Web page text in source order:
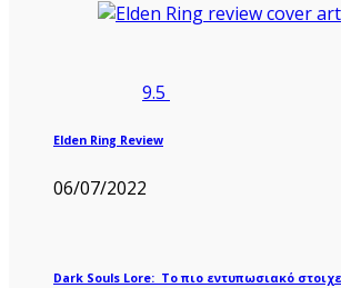
9.5
Elden Ring Review
06/07/2022
Dark Souls Lore: Το πιο εντυπωσιακό